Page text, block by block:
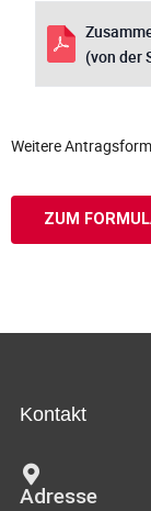
(von der
Weitere
ZUM
Kontakt
Adresse